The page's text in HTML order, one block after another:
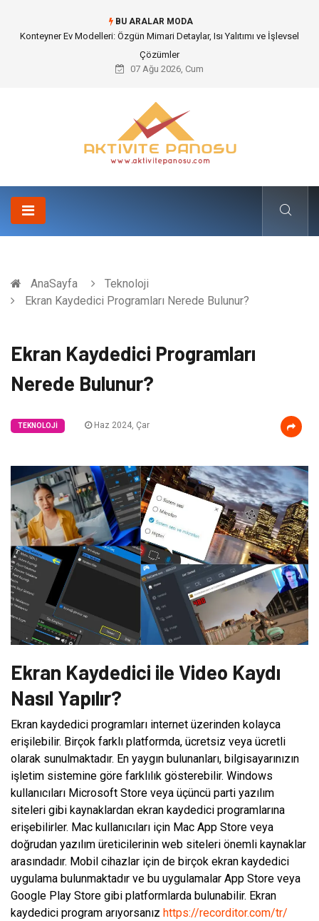
BU ARALAR MODA
Nakliye Nedir ve Tedarik Zincirindeki Önemi Nasıl Anlaşılır?
07 Ağu 2026, Cum
AnaSayfa
Teknoloji
Ekran Kaydedici Programları Nerede Bulunur?
Ekran Kaydedici Programları
Nerede Bulunur?
TEKNOLOJI Haz 2024, Çar
Ekran Kaydedici ile Video Kaydı
Nasıl Yapılır?
Ekran kaydedici programları internet üzerinden kolayca
erişilebilir. Birçok farklı platformda, ücretsiz veya ücretli
olarak sunulmaktadır. En yaygın bulunanları, bilgisayarınızın
işletim sistemine göre farklılık gösterebilir. Windows
kullanıcıları Microsoft Store veya üçüncü parti yazılım
siteleri gibi kaynaklardan ekran kaydedici programlarına
erişebilirler. Mac kullanıcıları için Mac App Store veya
doğrudan yazılım üreticilerinin web siteleri önemli kaynaklar
arasındadır. Mobil cihazlar için de birçok ekran kaydedici
uygulama bulunmaktadır ve bu uygulamalar App Store veya
Google Play Store gibi platformlarda bulunabilir. Ekran
kaydedici program arıyorsanız https://recorditor.com/tr/